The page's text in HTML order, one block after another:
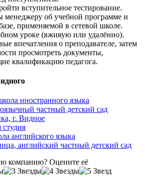
вступительное тестирование.
менеджеру об учебной программе и
применяемой в сетевой школе.
уроке (вживую или удалённо).
впечатления о преподавателе, затем
просмотреть документы,
квалификацию педагога.
иностранного языка
частный детский сад
г. Видное
студия
английского языка
английский частный детский сад
компанию? Оцените её